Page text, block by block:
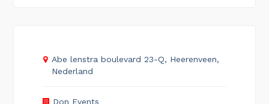
Abe lenstra boulevard 23-Q, Heerenveen,
Nederland
Don Events